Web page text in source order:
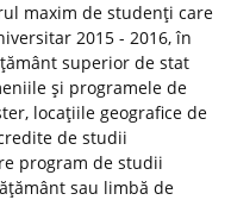
maxim de studenţi care
2015 - 2016, în
superior de stat
şi programele de
locaţiile geografice de
de studii
program de studii
sau limbă de